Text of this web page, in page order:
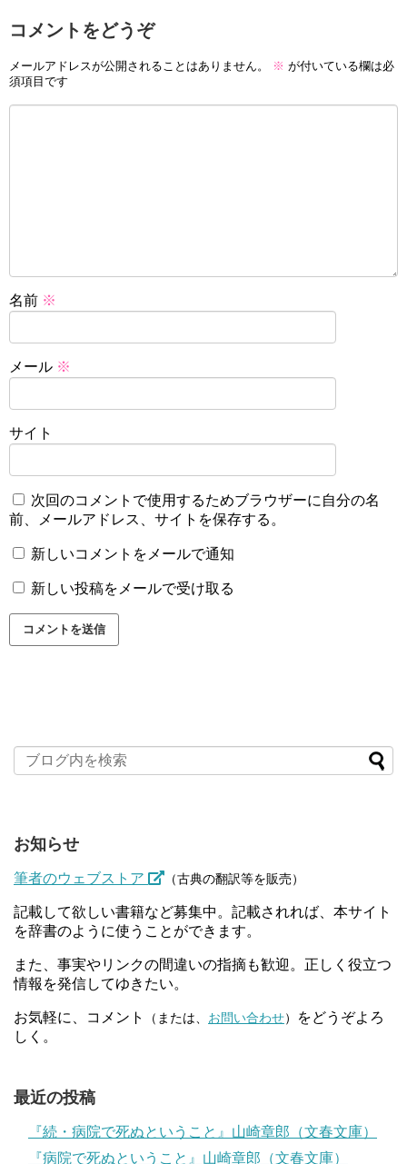
コメントをどうぞ
メールアドレスが公開されることはありません。 ※ が付いている欄は必
須項目です
名前 ※
メール ※
サイト
次回のコメントで使用するためブラウザーに自分の名
前、メールアドレス、サイトを保存する。
新しいコメントをメールで通知
新しい投稿をメールで受け取る
お知らせ
筆者のウェブストア （古典の翻訳等を販売）
記載して欲しい書籍など募集中。記載されれば、本サイト
を辞書のように使うことができます。
また、事実やリンクの間違いの指摘も歓迎。正しく役立つ
情報を発信してゆきたい。
お気軽に、コメント （または、 お問い合わせ）
をどうぞよろ
しく。
最近の投稿
『続・病院で死ぬということ』山崎章郎（文春文庫）
『病院で死ぬということ』山崎章郎（文春文庫）